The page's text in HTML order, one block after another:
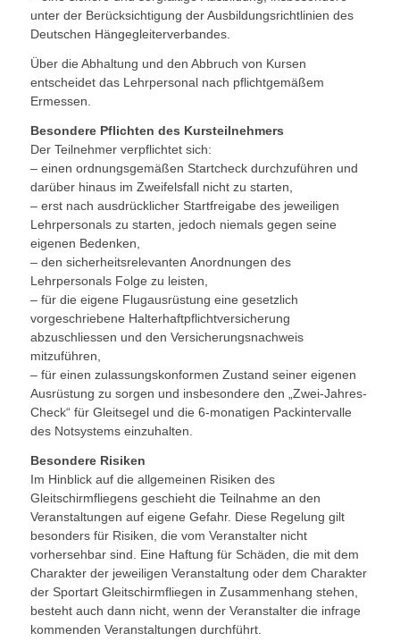
unter der Berücksichtigung der Ausbildungsrichtlinien des
Deutschen Hängegleiterverbandes.
Über die Abhaltung und den Abbruch von Kursen
entscheidet das Lehrpersonal nach pflichtgemäßem
Ermessen.
Besondere Pflichten des Kursteilnehmers
Der Teilnehmer verpflichtet sich:
– einen ordnungsgemäßen Startcheck durchzuführen und
darüber hinaus im Zweifelsfall nicht zu starten,
– erst nach ausdrücklicher Startfreigabe des jeweiligen
Lehrpersonals zu starten, jedoch niemals gegen seine
eigenen Bedenken,
– den sicherheitsrelevanten Anordnungen des
Lehrpersonals Folge zu leisten,
– für die eigene Flugausrüstung eine gesetzlich
vorgeschriebene Halterhaftpflichtversicherung
abzuschliessen und den Versicherungsnachweis
mitzuführen,
– für einen zulassungskonformen Zustand seiner eigenen
Ausrüstung zu sorgen und insbesondere den „Zwei-Jahres-
Check“ für Gleitsegel und die 6-monatigen Packintervalle
des Notsystems einzuhalten.
Besondere Risiken
Im Hinblick auf die allgemeinen Risiken des
Gleitschirmfliegens geschieht die Teilnahme an den
Veranstaltungen auf eigene Gefahr. Diese Regelung gilt
besonders für Risiken, die vom Veranstalter nicht
vorhersehbar sind. Eine Haftung für Schäden, die mit dem
Charakter der jeweiligen Veranstaltung oder dem Charakter
der Sportart Gleitschirmfliegen in Zusammenhang stehen,
besteht auch dann nicht, wenn der Veranstalter die infrage
kommenden Veranstaltungen durchführt.